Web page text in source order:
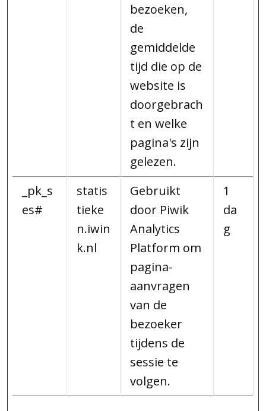
bezoeken,
de
gemiddelde
tijd die op de
website is
doorgebrach
t en welke
pagina's zijn
gelezen.
_pk_s
es#
statis
tieke
n.iwin
k.nl
Gebruikt
door Piwik
Analytics
Platform om
pagina-
aanvragen
van de
bezoeker
tijdens de
sessie te
volgen.
1
da
g